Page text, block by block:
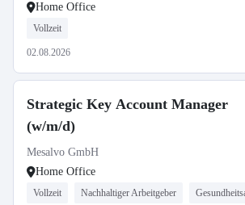
Home Office
Vollzeit
02.08.2026
Strategic Key Account Manager
(w/m/d)
Mesalvo GmbH
Home Office
Vollzeit Nachhaltiger Arbeitgeber